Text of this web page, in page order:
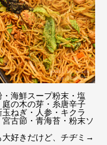
海鮮スープ粉末・塩
の木の芽・糸唐辛子
ねぎ・人参・キクラ
古節・青海苔・粉末ソ
好きだけど、チヂミ→